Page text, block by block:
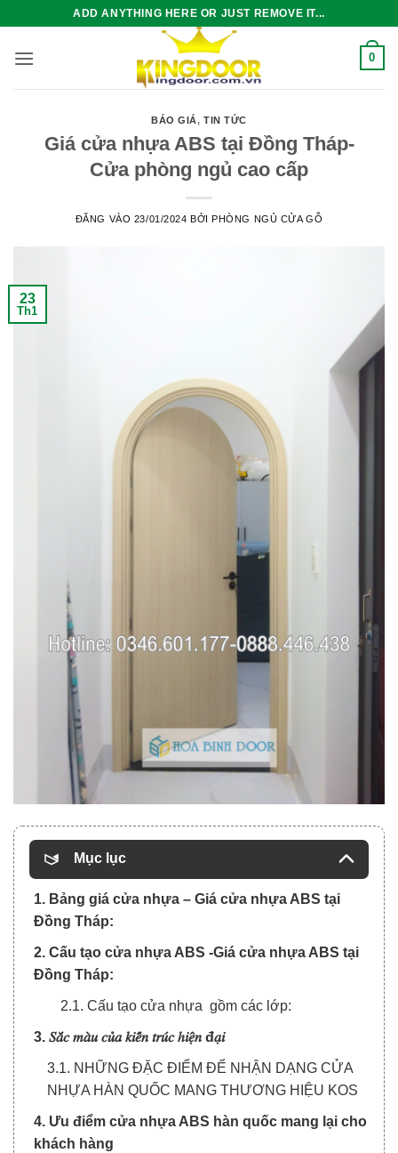
nội
ADD ANYTHING HERE OR JUST REMOVE IT...
0
BÁO GIÁ,TIN TỨC
Giá cửa nhựa ABS tại Đồng Tháp-
Cửa phòng ngủ cao cấp
ĐĂNG VÀO 23/01/2024 BỞIPHÒNG NGỦ CỬA GỖ
23
Th1
Mục lục
1. Bảng giá cửa nhựa – Giá cửa nhựa ABS tại
Đồng Tháp:
2. Cấu tạo cửa nhựa ABS -Giá cửa nhựa ABS tại
Đồng Tháp:
2.1. Cấu tạo cửa nhựa gồm các lớp:
3. 𝑆𝑎̆́𝑐 𝑚𝑎̀𝑢 𝑐𝑢̉𝑎 𝑘𝑖𝑒̂́𝑛 𝑡𝑟𝑢́𝑐 ℎ𝑖𝑒̣̂𝑛 đ𝑎̣𝑖
3.1. NHỮNG ĐẶC ĐIỂM ĐỂ NHẬN DẠNG CỬA
NHỰA HÀN QUỐC MANG THƯƠNG HIỆU KOS
4. Ưu điểm cửa nhựa ABS hàn quốc mang lại cho
khách hàng